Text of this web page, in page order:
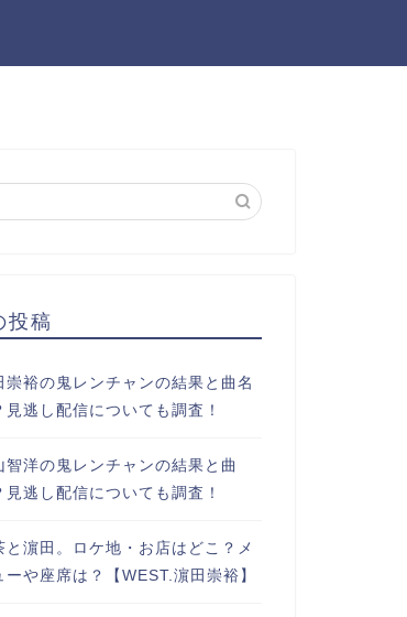
投稿
崇裕の鬼レンチャンの結果と曲名
見逃し配信についても調査！
智洋の鬼レンチャンの結果と曲
見逃し配信についても調査！
と濵田。ロケ地・お店はどこ？メ
ーや座席は？【WEST.濵田崇裕】